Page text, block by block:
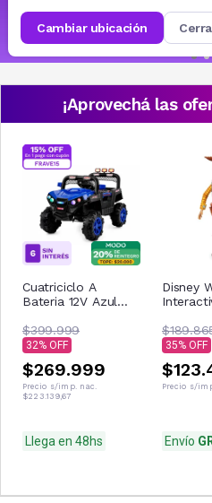
cambiar ubicación
¡Aprovechá las
Cuatriciclo A
Bateria 12V Azul
Remoto Musica Usb
Luces
$399.999
32
$269.999
Precio s/imp. nac.
$223.139,67
Llega en 48hs
Disney
35
Precio s/
Envío